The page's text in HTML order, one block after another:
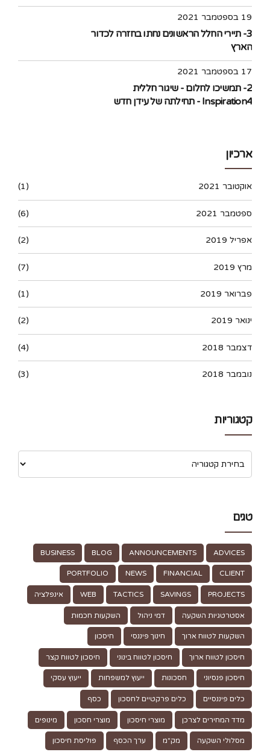
19 בספטמבר 2021
3- תיירי החלל הראשונים נחתו בחזרה לכדור
הארץ
17 בספטמבר 2021
2- תמשיכו לחלום - שיגור חללית
Inspiration4 - תחילתה של עידן חדש
ארכיון
אוקטובר 2021 (1)
ספטמבר 2021 (6)
אפריל 2019 (2)
מרץ 2019 (7)
פברואר 2019 (1)
ינואר 2019 (2)
דצמבר 2018 (4)
נובמבר 2018 (3)
קטגוריות
טגים
ADVICES
ANNOUNCEMENTS
BLOG
BUSINESS
CLIENT
FINANCIAL
NEWS
PORTFOLIO
PROJECTS
SAVINGS
TACTICS
WEB אינפלציה
אסטרטגיות השקעה דמי ניהול השקעות חכמות
השקעות לטווח ארוך חינוך פיננסי חיסכון
חיסכון לטווח ארוך חיסכון לטווח בינוני חיסכון לטווח קצר
חיסכון פנסיוני חסכונות ייעוץ למשפחות ייעוץ עסקי
כלים פיננסיים כלים פרקטיים לחסכון כסף
מדד המחירים לצרכן מוצרי חיסכון מוצרי חסכון מינופים
מסלולי השקעה מק"מ ערך הכסף פוליסת חיסכון